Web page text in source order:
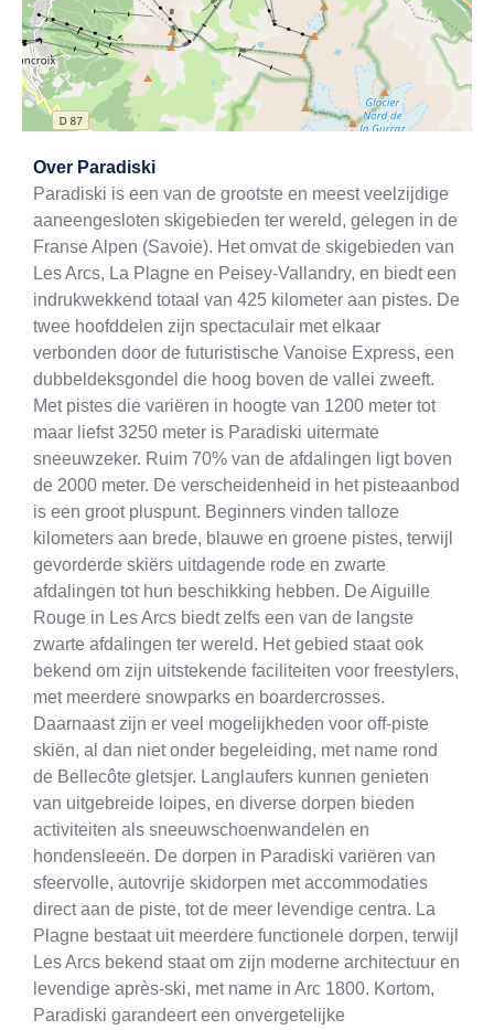
Over Paradiski
Paradiski is een van de grootste en meest veelzijdige
aaneengesloten skigebieden ter wereld, gelegen in de
Franse Alpen (Savoie). Het omvat de skigebieden van
Les Arcs, La Plagne en Peisey-Vallandry, en biedt een
indrukwekkend totaal van 425 kilometer aan pistes. De
twee hoofddelen zijn spectaculair met elkaar
verbonden door de futuristische Vanoise Express, een
dubbeldeksgondel die hoog boven de vallei zweeft.
Met pistes die variëren in hoogte van 1200 meter tot
maar liefst 3250 meter is Paradiski uitermate
sneeuwzeker. Ruim 70% van de afdalingen ligt boven
de 2000 meter. De verscheidenheid in het pisteaanbod
is een groot pluspunt. Beginners vinden talloze
kilometers aan brede, blauwe en groene pistes, terwijl
gevorderde skiërs uitdagende rode en zwarte
afdalingen tot hun beschikking hebben. De Aiguille
Rouge in Les Arcs biedt zelfs een van de langste
zwarte afdalingen ter wereld. Het gebied staat ook
bekend om zijn uitstekende faciliteiten voor freestylers,
met meerdere snowparks en boardercrosses.
Daarnaast zijn er veel mogelijkheden voor off-piste
skiën, al dan niet onder begeleiding, met name rond
de Bellecôte gletsjer. Langlaufers kunnen genieten
van uitgebreide loipes, en diverse dorpen bieden
activiteiten als sneeuwschoenwandelen en
hondensleeën. De dorpen in Paradiski variëren van
sfeervolle, autovrije skidorpen met accommodaties
direct aan de piste, tot de meer levendige centra. La
Plagne bestaat uit meerdere functionele dorpen, terwijl
Les Arcs bekend staat om zijn moderne architectuur en
levendige après-ski, met name in Arc 1800. Kortom,
Paradiski garandeert een onvergetelijke